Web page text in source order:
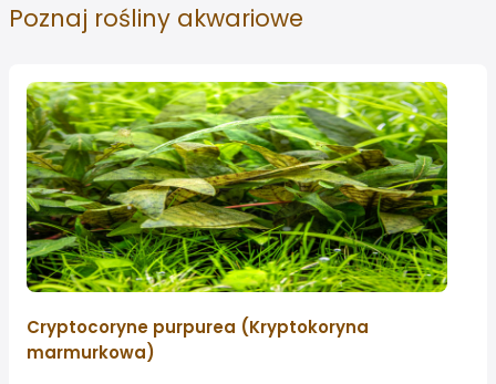
Poznaj rośliny akwariowe
Cryptocoryne purpurea (Kryptokoryna
marmurkowa)